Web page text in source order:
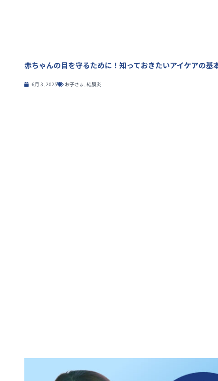
赤ちゃんの目を守るために！知っておきたいアイケアの基
6月 3, 2025 お子さま, 結膜炎